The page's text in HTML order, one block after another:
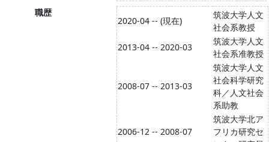
職歴
2020-04 -- (現在)
筑波大学人文
社会系教授
2013-04 -- 2020-03
筑波大学人文
社会系准教授
2008-07 -- 2013-03
筑波大学人文
社会科学研究
科／人文社会
系助教
2006-12 -- 2008-07
筑波大学北ア
フリカ研究セ